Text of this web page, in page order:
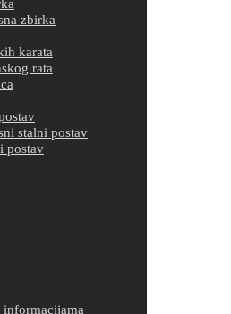
zbirka
karata
rata
stalni postav
postav
informacijama